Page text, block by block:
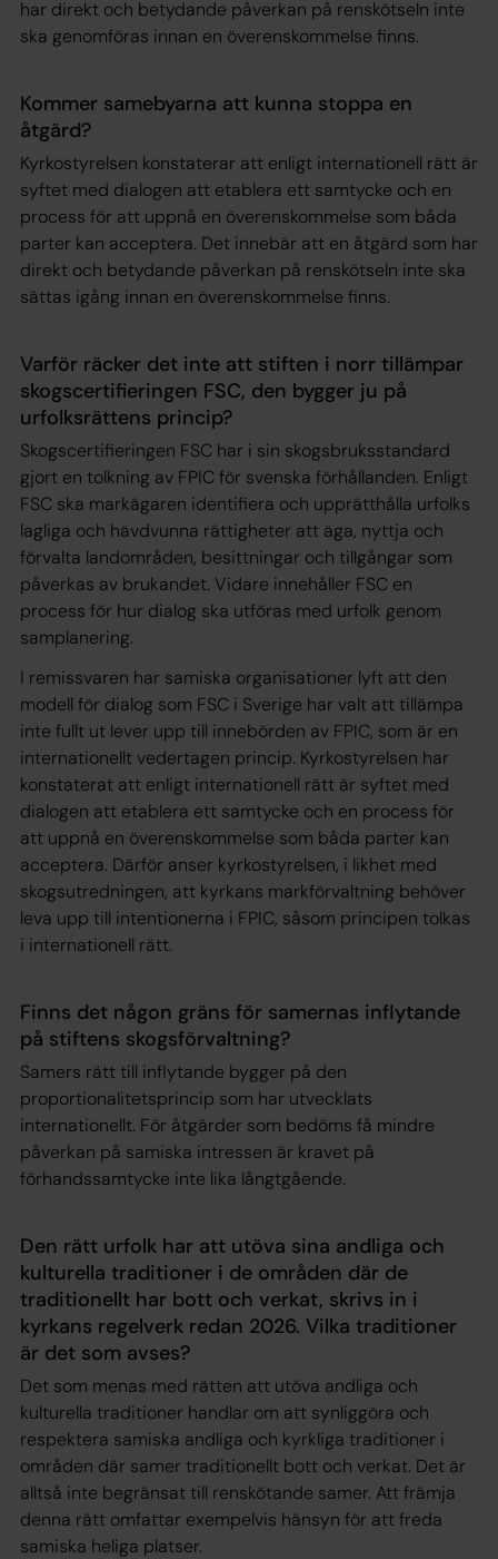
har direkt och betydande påverkan på renskötseln inte
ska genomföras innan en överenskommelse finns.
Kommer samebyarna att kunna stoppa en
åtgärd?
Kyrkostyrelsen konstaterar att enligt internationell rätt är
syftet med dialogen att etablera ett samtycke och en
process för att uppnå en överenskommelse som båda
parter kan acceptera. Det innebär att en åtgärd som har
direkt och betydande påverkan på renskötseln inte ska
sättas igång innan en överenskommelse finns.
Varför räcker det inte att stiften i norr tillämpar
skogscertifieringen FSC, den bygger ju på
urfolksrättens princip?
Skogscertifieringen FSC har i sin skogsbruksstandard
gjort en tolkning av FPIC för svenska förhållanden. Enligt
FSC ska markägaren identifiera och upprätthålla urfolks
lagliga och hävdvunna rättigheter att äga, nyttja och
förvalta landområden, besittningar och tillgångar som
påverkas av brukandet. Vidare innehåller FSC en
process för hur dialog ska utföras med urfolk genom
samplanering.
I remissvaren har samiska organisationer lyft att den
modell för dialog som FSC i Sverige har valt att tillämpa
inte fullt ut lever upp till innebörden av FPIC, som är en
internationellt vedertagen princip. Kyrkostyrelsen har
konstaterat att enligt internationell rätt är syftet med
dialogen att etablera ett samtycke och en process för
att uppnå en överenskommelse som båda parter kan
acceptera. Därför anser kyrkostyrelsen, i likhet med
skogsutredningen, att kyrkans markförvaltning behöver
leva upp till intentionerna i FPIC, såsom principen tolkas
i internationell rätt.
Finns det någon gräns för samernas inflytande
på stiftens skogsförvaltning?
Samers rätt till inflytande bygger på den
proportionalitetsprincip som har utvecklats
internationellt. För åtgärder som bedöms få mindre
påverkan på samiska intressen är kravet på
förhandssamtycke inte lika långtgående.
Den rätt urfolk har att utöva sina andliga och
kulturella traditioner i de områden där de
traditionellt har bott och verkat, skrivs in i
kyrkans regelverk redan 2026. Vilka traditioner
är det som avses?
Det som menas med rätten att utöva andliga och
kulturella traditioner handlar om att synliggöra och
respektera samiska andliga och kyrkliga traditioner i
områden där samer traditionellt bott och verkat. Det är
alltså inte begränsat till renskötande samer. Att främja
denna rätt omfattar exempelvis hänsyn för att freda
samiska heliga platser.